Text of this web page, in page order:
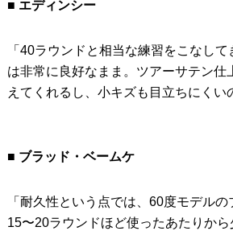
■ エディンシー
「40ラウンドと相当な練習をこなし
は非常に良好なまま。ツアーサテン仕
えてくれるし、小キズも目立ちにくい
■ ブラッド・ベームケ
「耐久性という点では、60度モデル
15〜20ラウンドほど使ったあたりか